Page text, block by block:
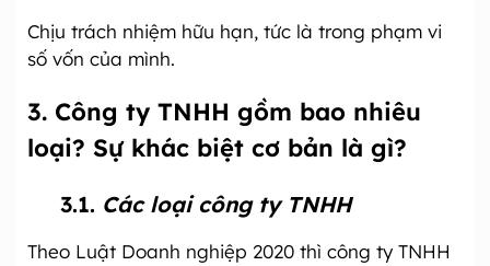
Chịu trách nhiệm hữu hạn, tức là trong phạm vi
số vốn của mình.
3. Công ty TNHH gồm bao nhiêu
loại? Sự khác biệt cơ bản là gì?
3.1. Các loại công ty TNHH
Theo Luật Doanh nghiệp 2020 thì công ty TNHH